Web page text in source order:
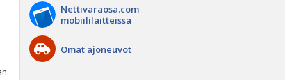
Nettivaraosa.com
mobiililaitteissa
Omat ajoneuvot